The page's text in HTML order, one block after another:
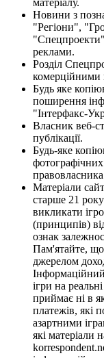
матеріалу.
Новини з
"Регіони",
реклами.
Розділ
комерційними
Будь яке
поширення
"Інтерфакс-
Власник веб-
публікації.
Будь-яке
фотографічних
Матеріали
старше 21
викликати
(принципів)
ознак
Пам'ятайте, що
джерелом
ігри на
приймає ні в
платежів, які
азартними
які матеріали